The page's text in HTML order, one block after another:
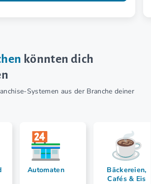
könnten dich
Systemen aus der Branche deiner
Automaten
Bäckereien,
Cafés & Eis